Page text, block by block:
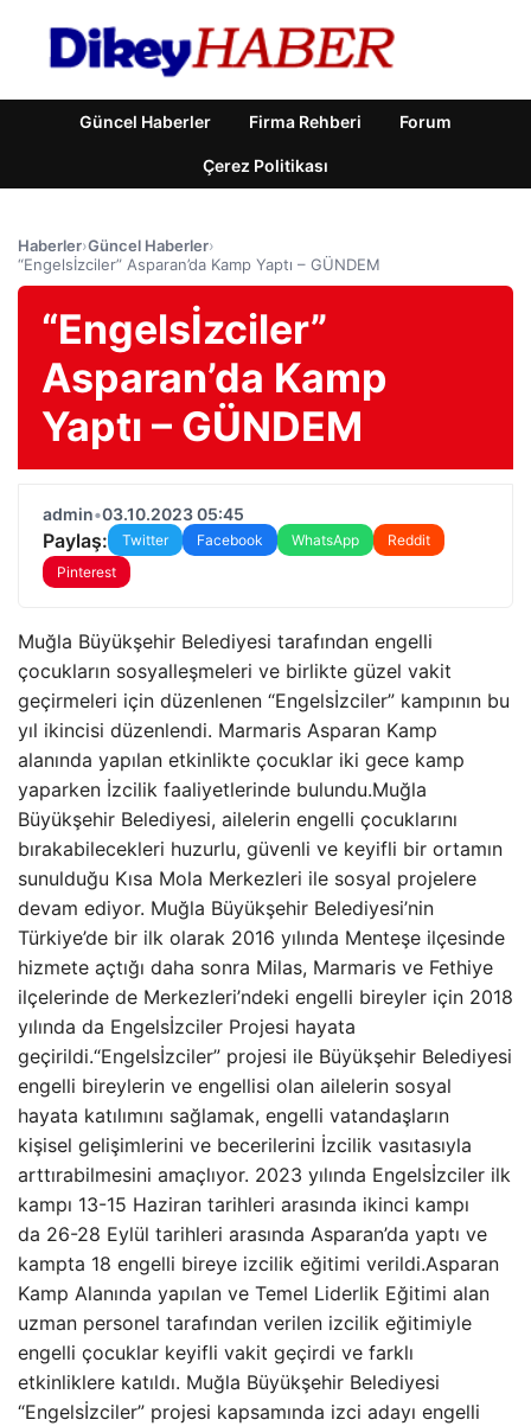
Güncel Haberler Firma Rehberi Forum
Çerez Politikası
Haberler›Güncel Haberler›
“Engelsİzciler” Asparan’da Kamp Yaptı – GÜNDEM
“Engelsİzciler”
Asparan’da Kamp
Yaptı – GÜNDEM
admin•03.10.2023 05:45
Paylaş: Twitter Facebook WhatsApp
Reddit
Pinterest
Muğla Büyükşehir Belediyesi tarafından engelli
çocukların sosyalleşmeleri ve birlikte güzel vakit
geçirmeleri için düzenlenen “Engelsİzciler” kampının bu
yıl ikincisi düzenlendi. Marmaris Asparan Kamp
alanında yapılan etkinlikte çocuklar iki gece kamp
yaparken İzcilik faaliyetlerinde bulundu.Muğla
Büyükşehir Belediyesi, ailelerin engelli çocuklarını
bırakabilecekleri huzurlu, güvenli ve keyifli bir ortamın
sunulduğu Kısa Mola Merkezleri ile sosyal projelere
devam ediyor. Muğla Büyükşehir Belediyesi’nin
Türkiye’de bir ilk olarak 2016 yılında Menteşe ilçesinde
hizmete açtığı daha sonra Milas, Marmaris ve Fethiye
ilçelerinde de Merkezleri’ndeki engelli bireyler için 2018
yılında da Engelsİzciler Projesi hayata
geçirildi.“Engelsİzciler” projesi ile Büyükşehir Belediyesi
engelli bireylerin ve engellisi olan ailelerin sosyal
hayata katılımını sağlamak, engelli vatandaşların
kişisel gelişimlerini ve becerilerini İzcilik vasıtasıyla
arttırabilmesini amaçlıyor. 2023 yılında Engelsİzciler ilk
kampı 13-15 Haziran tarihleri arasında ikinci kampı
da 26-28 Eylül tarihleri arasında Asparan’da yaptı ve
kampta 18 engelli bireye izcilik eğitimi verildi.Asparan
Kamp Alanında yapılan ve Temel Liderlik Eğitimi alan
uzman personel tarafından verilen izcilik eğitimiyle
engelli çocuklar keyifli vakit geçirdi ve farklı
etkinliklere katıldı. Muğla Büyükşehir Belediyesi
“Engelsİzciler” projesi kapsamında izci adayı engelli